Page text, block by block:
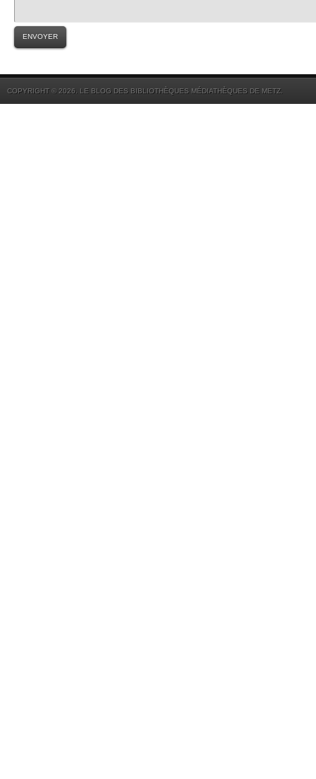
COPYRIGHT © 2026. LE BLOG DES BIBLIOTHÈQUES MÉDIATHÈQUES DE METZ.